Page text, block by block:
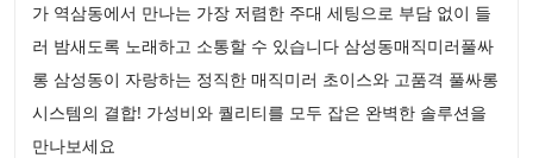
가 역삼동에서 만나는 가장 저렴한 주대 세팅으로 부담 없이 들
러 밤새도록 노래하고 소통할 수 있습니다 삼성동매직미러풀싸
롱 삼성동이 자랑하는 정직한 매직미러 초이스와 고품격 풀싸롱
시스템의 결합! 가성비와 퀄리티를 모두 잡은 완벽한 솔루션을
만나보세요